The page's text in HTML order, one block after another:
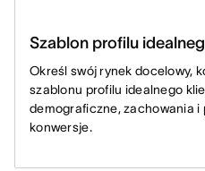
Szablon profilu
Określ swój rynek docelowy,
szablonu profilu idealnego
demograficzne, zachowania i
konwersje.